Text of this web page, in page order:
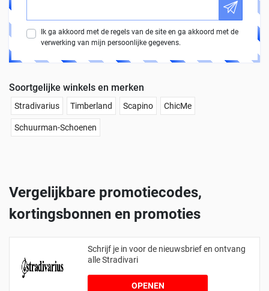
Ik ga akkoord met de regels van de site en ga akkoord met de
verwerking van mijn persoonlijke gegevens.
Soortgelijke winkels en merken
Stradivarius Timberland Scapino ChicMe
Schuurman-Schoenen
Vergelijkbare promotiecodes,
kortingsbonnen en promoties
Schrijf je in voor de nieuwsbrief en ontvang
alle Stradivari
OPENEN